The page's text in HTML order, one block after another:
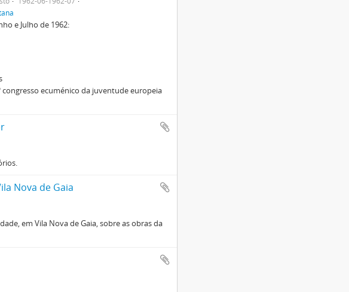
e Julho de 1962:
ecuménico da juventude europeia
Nova de Gaia
em Vila Nova de Gaia, sobre as obras da